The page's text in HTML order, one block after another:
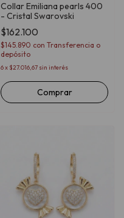
Collar Emiliana pearls 400
- Cristal Swarovski
$162.100
$145.890 con Transferencia o
depósito
6x $27.016,67 sin interés
Comprar